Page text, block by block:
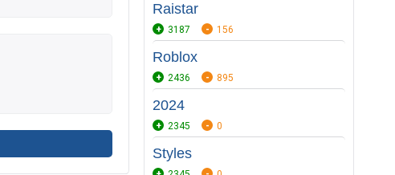
Raistar
3187 156
Roblox
2436 895
2024
2345 0
Styles